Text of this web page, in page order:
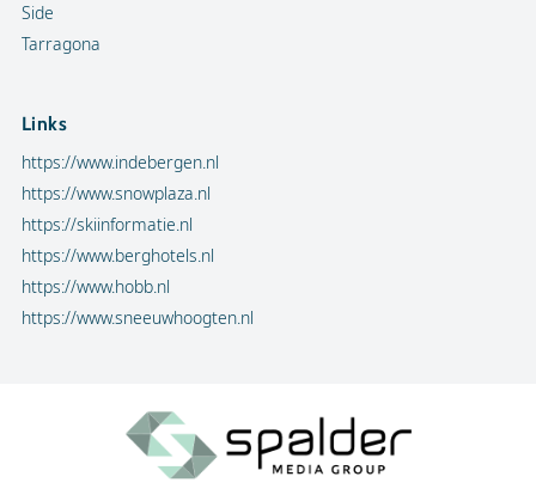
Side
Tarragona
Links
https://www.indebergen.nl
https://www.snowplaza.nl
https://skiinformatie.nl
https://www.berghotels.nl
https://www.hobb.nl
https://www.sneeuwhoogten.nl